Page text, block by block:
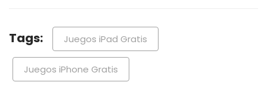
Tags: Juegos iPad Gratis
Juegos iPhone Gratis